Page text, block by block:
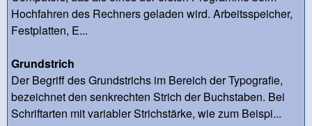
Hochfahren des Rechners geladen wird. Arbeitsspeicher,
Festplatten, E...
Grundstrich
Der Begriff des Grundstrichs im Bereich der Typografie,
bezeichnet den senkrechten Strich der Buchstaben. Bei
Schriftarten mit variabler Strichstärke, wie zum Beispi...